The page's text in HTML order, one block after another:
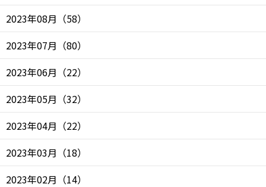
2023年08月 （58）
2023年07月 （80）
2023年06月 （22）
2023年05月 （32）
2023年04月 （22）
2023年03月 （18）
2023年02月 （14）